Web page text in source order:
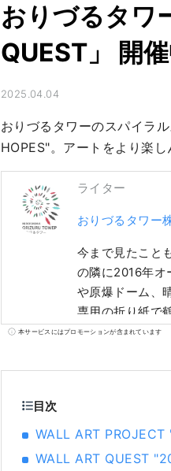
おりづるタワ
QUEST」 開催
2025.04.04
おりづるタワーのスパイラ
HOPES"。アートをより楽
ライター
おりづるタワー
今まで見たこと
の隣に2016年オ
や原爆ドーム、
専用の折り紙で
験をしていただ
本サービスにはプロモーションが含まれています
目次
WALL ART
WALL ART QUEST